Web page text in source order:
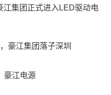
江集团正式进入LED驱动电
豪江电源